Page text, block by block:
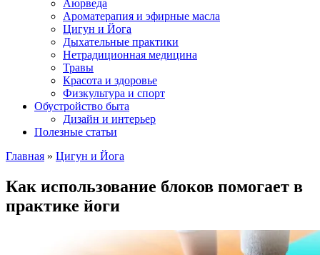
Аюрведа
Ароматерапия и эфирные масла
Цигун и Йога
Дыхательные практики
Нетрадиционная медицина
Травы
Красота и здоровье
Физкультура и спорт
Обустройство быта
Дизайн и интерьер
Полезные статьи
Главная » Цигун и Йога
Как использование блоков помогает в
практике йоги